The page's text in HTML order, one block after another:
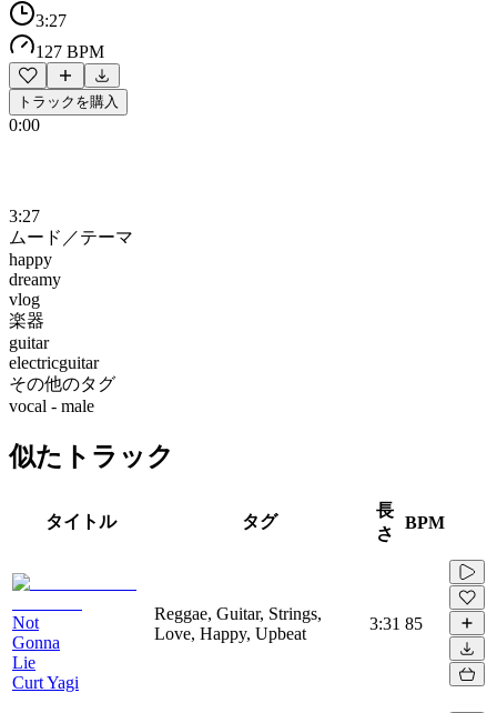
3:27
127 BPM
トラックを購入
0:00
3:27
ムード／テーマ
happy
dreamy
vlog
楽器
guitar
electricguitar
その他のタグ
vocal - male
似たトラック
タイトル タグ
長
さ
BPM
Not
Gonna
Lie
Curt Yagi
Reggae, Guitar, Strings,
Love, Happy, Upbeat
3:31 85